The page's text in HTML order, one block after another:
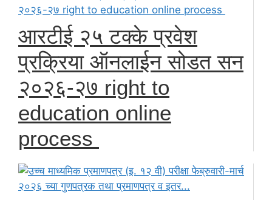
आरटीई २५ टक्के प्रवेश
प्रक्रिया ऑनलाईन सोडत सन
२०२६-२७ right to
education online
process